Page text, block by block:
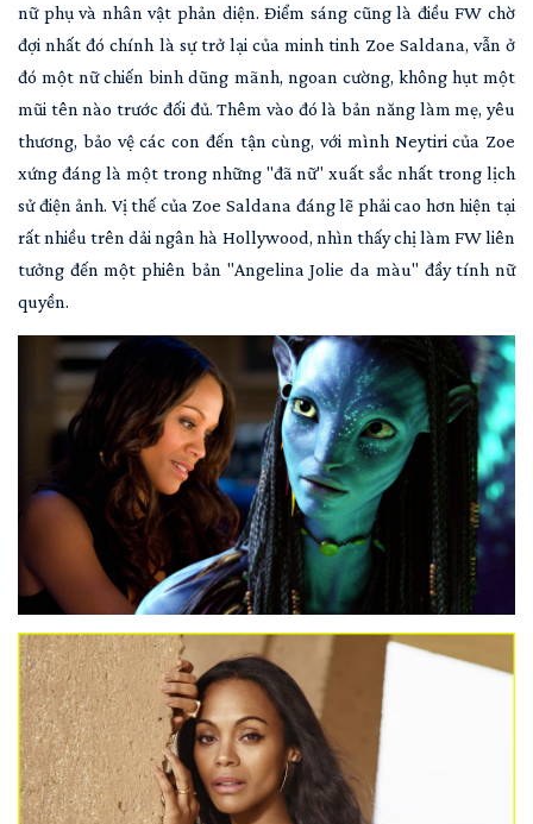
nữ phụ và nhân vật phản diện. Điểm sáng cũng là điều FW chờ
đợi nhất đó chính là sự trở lại của minh tinh Zoe Saldana, vẫn ở
đó một nữ chiến binh dũng mãnh, ngoan cường, không hụt một
mũi tên nào trước đối đủ. Thêm vào đó là bản năng làm mẹ, yêu
thương, bảo vệ các con đến tận cùng, với mình Neytiri của Zoe
xứng đáng là một trong những "đã nữ" xuất sắc nhất trong lịch
sử điện ảnh. Vị thế của Zoe Saldana đáng lẽ phải cao hơn hiện tại
rất nhiều trên dải ngân hà Hollywood, nhìn thấy chị làm FW liên
tưởng đến một phiên bản "Angelina Jolie da màu" đầy tính nữ
quyền.